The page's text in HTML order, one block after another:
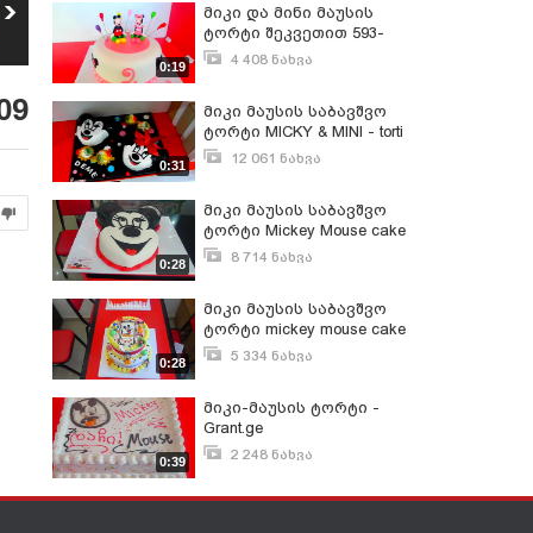
მიკი მაუსის
საბავშვო ტორტი
MICKY & MINI - torti
ნახვა
34
მიკი მაუსის
საბავშვო ტორტი
torti miki maus
15 631
0:19
მიკი და მინი მაუსის
ტორტი შეკვეთით 593-
756-7004 408 ნახვა
0:31
მიკი მაუსის საბავშვო
ტორტი MICKY & MINI - torti
12 061 ნახვა
0:28
მიკი მაუსის საბავშვო
ტორტი Mickey Mouse cake
- Grant.ge
8 714 ნახვა
0:28
მიკი მაუსის საბავშვო
ტორტი mickey mouse cake
- Grant.ge
5 334 ნახვა
0:39
მიკი-მაუსის ტორტი -
Grant.ge
2 248 ნახვა